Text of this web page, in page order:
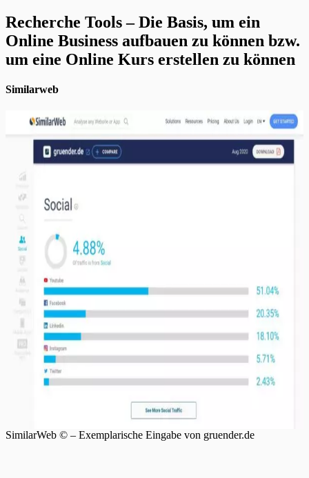
Recherche Tools – Die Basis, um ein
Online Business aufbauen zu können bzw.
um eine Online Kurs erstellen zu können
Similarweb
SimilarWeb © – Exemplarische Eingabe von gruender.de